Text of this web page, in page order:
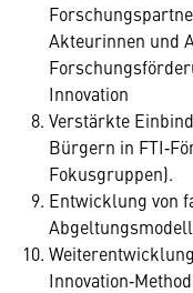
Akteurinnen und
Innovation
Verstärkte
Bürgern in
Fokusgruppen).
Entwicklung von